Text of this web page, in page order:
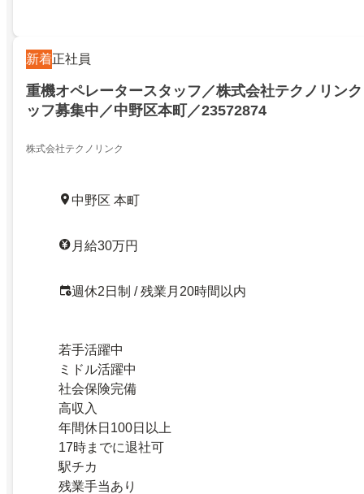
新着正社員
重機オペレータースタッフ／株式会社テクノリン
ッフ募集中／中野区本町／23572874
株式会社テクノリンク
中野区 本町
月給30万円
週休2日制 / 残業月20時間以内
若手活躍中
ミドル活躍中
社会保険完備
高収入
年間休日100日以上
17時までに退社可
駅チカ
残業手当あり